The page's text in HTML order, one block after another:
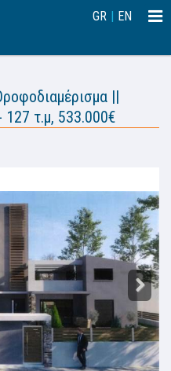
GR | EN
||
127 τ.μ, 533.000€